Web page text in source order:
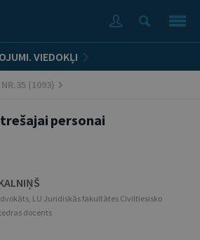
VIEDOKĻI
(1093)
personai
LU Juridiskās fakultātes Civiltiesisko
docents